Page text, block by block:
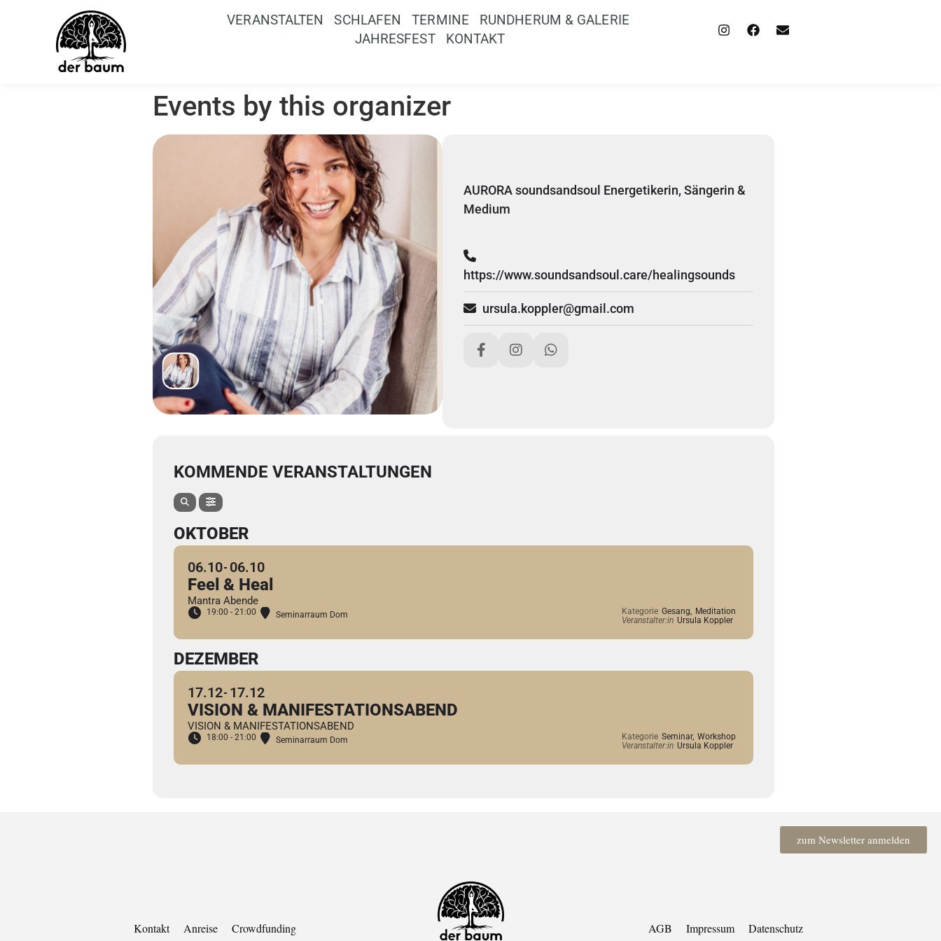
VERANSTALTEN SCHLAFEN TERMINE
RUNDHERUM & GALERIE
JAHRESFEST
KONTAKT
Events by this organizer
AURORA soundsandsoul Energetikerin, Sängerin &
Medium
https://www.soundsandsoul.care/healingsounds
ursula.koppler@gmail.com
KOMMENDE VERANSTALTUNGEN
OKTOBER
06.10 06.10
Feel & Heal
Mantra Abende
19:00 - 21:00 Seminarraum Dom Kategorie Gesang, Meditation
Veranstalter:in Ursula Koppler
DEZEMBER
17.12 17.12
VISION & MANIFESTATIONSABEND
VISION & MANIFESTATIONSABEND
18:00 - 21:00 Seminarraum Dom Kategorie Seminar, Workshop
Veranstalter:in Ursula Koppler
zum Newsletter anmelden
Kontakt Anreise Crowdfunding AGB Impressum Datenschutz